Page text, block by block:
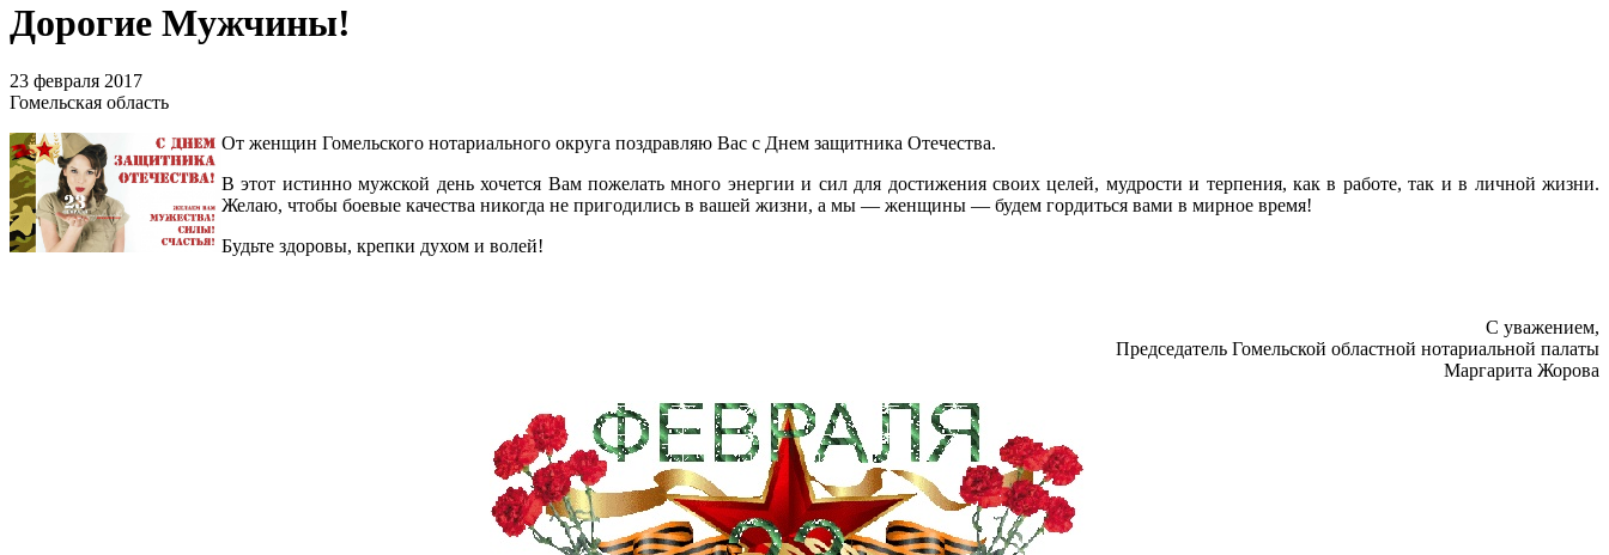
Дорогие Мужчины!
23 февраля 2017
Гомельская область
От женщин Гомельского нотариального округа поздравляю Вас с Днем защитника Отечества.
В этот истинно мужской день хочется Вам пожелать много энергии и сил для достижения своих целей, мудрости и терпения, как в работе, так и в личной жизни.
Желаю, чтобы боевые качества никогда не пригодились в вашей жизни, а мы — женщины — будем гордиться вами в мирное время!
Будьте здоровы, крепки духом и волей!
С уважением,
Председатель Гомельской областной нотариальной палаты
Маргарита Жорова